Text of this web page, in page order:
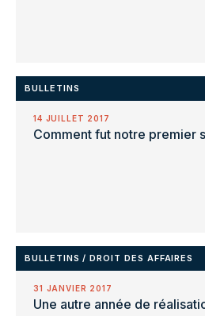
BULLETINS
14 JUILLET 2017
Comment fut notre premier
BULLETINS /DROIT DES AFFAIRES
31 JANVIER 2017
Une autre année de